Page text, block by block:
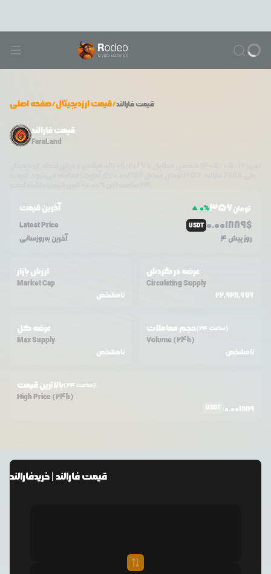
صفحه اصلی/قیمت ارزدیجیتال/ قیمتفارالند
قیمت فارالند
FaraLand
آخرین قیمت 0%356تومان
Latest Price
USDT 0.001889$
آخرین به‌روزسانی 4 روز پیش
ارزش بازار
Market Cap
نامشخص
عرضه در گردش
Circulating Supply
22,928,676
عرضه کل
Max Supply
نامشخص
حجم معاملات (24 ساعت)
Volume (24h)
نامشخص
بالاترین قیمت (24 ساعت)
High Price (24h)
USDT 0.001889
قیمتفارالند | خریدفارالند